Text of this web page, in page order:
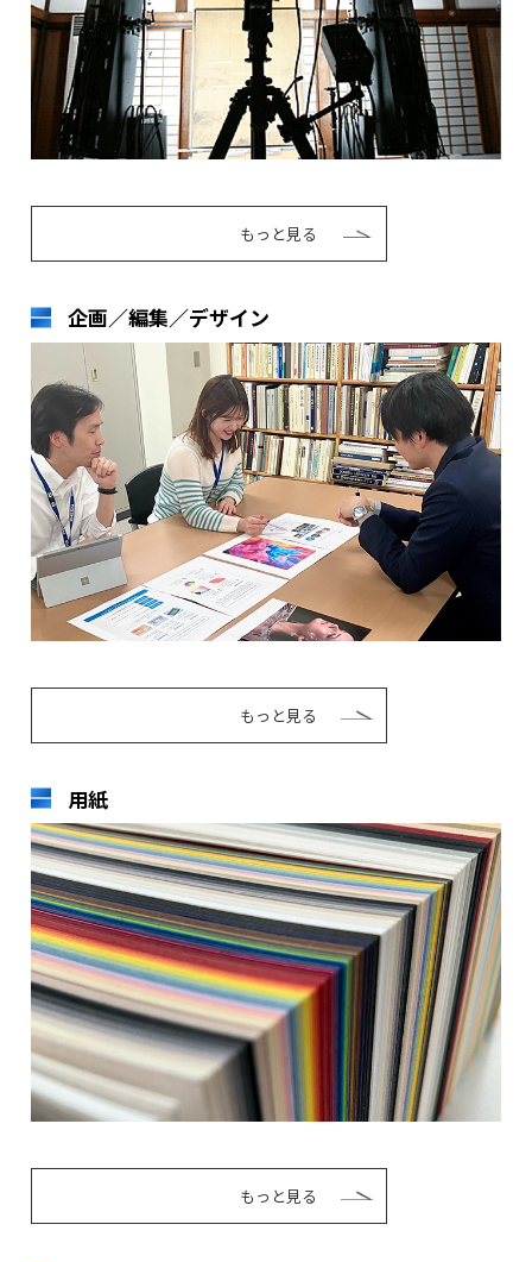
もっと見る
企画／編集／デザイン
もっと見る
用紙
もっと見る